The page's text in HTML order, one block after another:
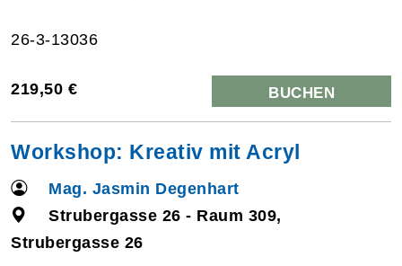
26-3-13036
219,50 € BUCHEN
Workshop: Kreativ mit Acryl
Mag. Jasmin Degenhart
Strubergasse 26 - Raum 309,
Strubergasse 26